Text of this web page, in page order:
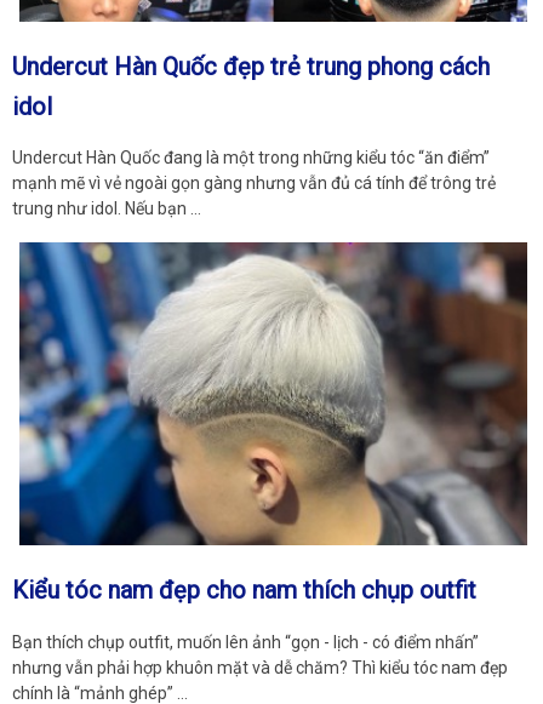
Undercut Hàn Quốc đẹp trẻ trung phong cách
idol
Undercut Hàn Quốc đang là một trong những kiểu tóc “ăn điểm”
mạnh mẽ vì vẻ ngoài gọn gàng nhưng vẫn đủ cá tính để trông trẻ
trung như idol. Nếu bạn …
Kiểu tóc nam đẹp cho nam thích chụp outfit
Bạn thích chụp outfit, muốn lên ảnh “gọn - lịch - có điểm nhấn”
nhưng vẫn phải hợp khuôn mặt và dễ chăm? Thì kiểu tóc nam đẹp
chính là “mảnh ghép” …